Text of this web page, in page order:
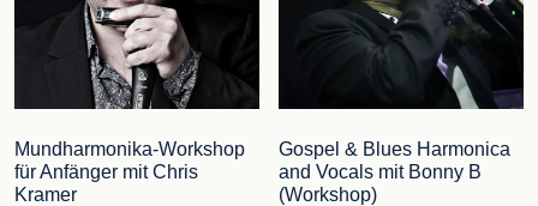
Mundharmonika-Workshop
für Anfänger mit Chris
Kramer
Gospel & Blues Harmonica
and Vocals mit Bonny B
(Workshop)